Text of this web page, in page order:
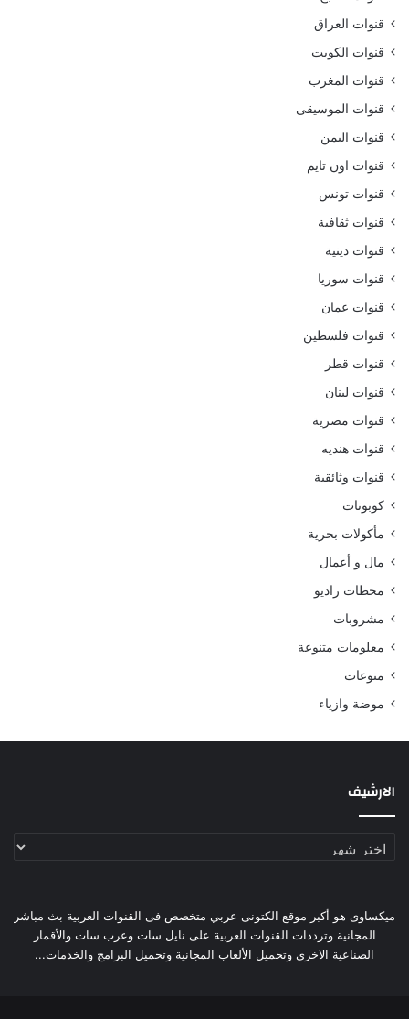
قنوات العراق
قنوات الكويت
قنوات المغرب
قنوات الموسيقى
قنوات اليمن
قنوات اون تايم
قنوات تونس
قنوات ثقافية
قنوات دينية
قنوات سوريا
قنوات عمان
قنوات فلسطين
قنوات قطر
قنوات لبنان
قنوات مصرية
قنوات هنديه
قنوات وثائقية
كوبونات
مأكولات بحرية
مال و أعمال
محطات راديو
مشروبات
معلومات متنوعة
منوعات
موضة وازياء
الارشيف
الارشيف
ميكساوى هو أكبر موقع الكتونى عربي متخصص فى القنوات العربية بث مباشر
المجانية وترددات القنوات العربية على نايل سات وعرب سات والأقمار
الصناعية الاخرى وتحميل الألعاب المجانية وتحميل البرامج والخدمات...